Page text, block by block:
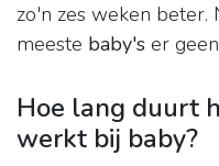
zo'n zes weken beter.
meeste baby's er
Hoe lang duurt
werkt bij baby?